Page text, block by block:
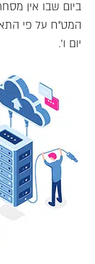
ביום שבו אין
המט"ח על פי
יום ו'.